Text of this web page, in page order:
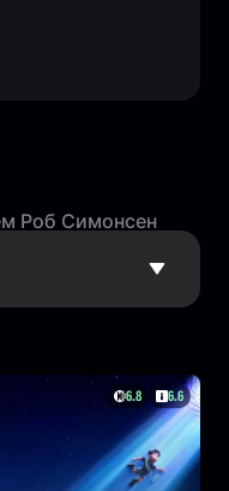
Роб Симонсен
6.8 6.6